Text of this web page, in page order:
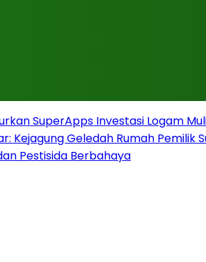
SuperApps Investasi Logam
Kejagung Geledah Rumah Pemilik
Pestisida Berbahaya